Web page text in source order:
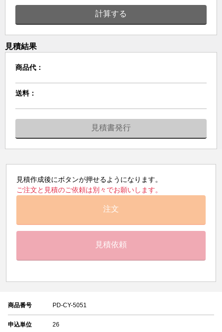
計算する
見積結果
商品代：
送料：
見積書発行
見積作成後にボタンが押せるようになります。
ご注文と見積のご依頼は別々でお願いします。
注文
見積依頼
商品番号 PD-CY-5051
申込単位 26